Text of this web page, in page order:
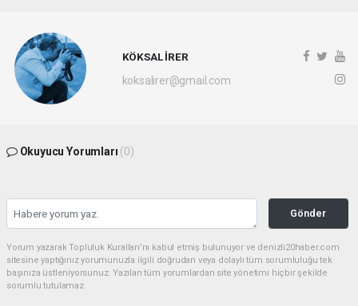
KÖKSAL İRER
koksalirer@gmail.com
Okuyucu Yorumları (0)
Gönder
Yorum yazarak Topluluk Kuralları’nı kabul etmiş bulunuyor ve denizli20haber.com
sitesine yaptığınız yorumunuzla ilgili doğrudan veya dolaylı tüm sorumluluğu tek
başınıza üstleniyorsunuz. Yazılan tüm yorumlardan site yönetimi hiçbir şekilde
sorumlu tutulamaz.